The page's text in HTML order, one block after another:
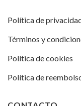
Política de
Términos y
Política de cookies
Política de